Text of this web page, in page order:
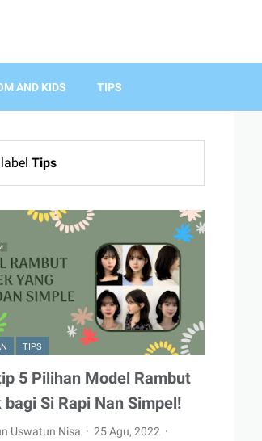
AND KIDS TIPS
Tips
TIPS
5 Pilihan Model Rambut
bagi Si Rapi Nan Simpel!
Uswatun Nisa
25 Agu, 2022